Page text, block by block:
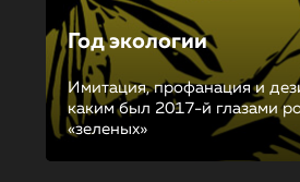
Год экологии
Имитация, профанация и
каким был 2017-й глазами
«зеленых»